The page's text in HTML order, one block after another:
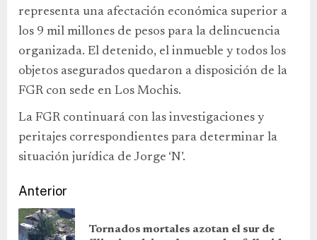
representa una afectación económica superior a
los 9 mil millones de pesos para la delincuencia
organizada. El detenido, el inmueble y todos los
objetos asegurados quedaron a disposición de la
FGR con sede en Los Mochis.
La FGR continuará con las investigaciones y
peritajes correspondientes para determinar la
situación jurídica de Jorge ‘N’.
Anterior
Tornados mortales azotan el sur de